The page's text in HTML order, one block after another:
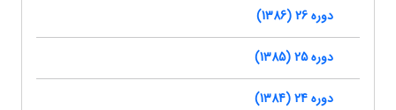
دوره 26 (1386)
دوره 25 (1385)
دوره 24 (1384)